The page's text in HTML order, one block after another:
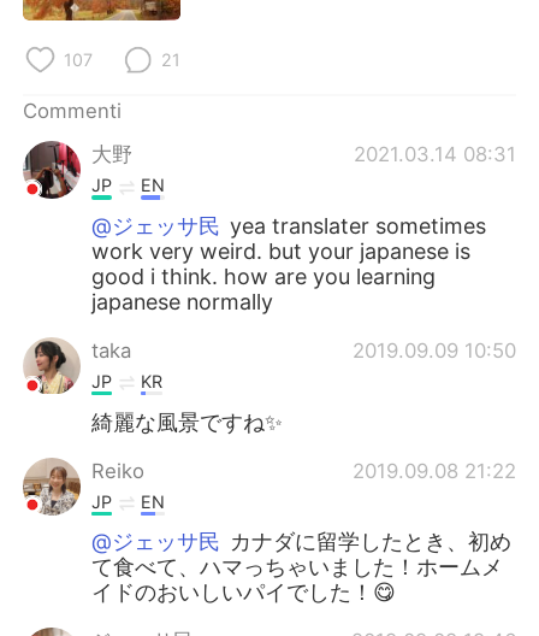
107 21
Commenti
大野
2021.03.14 08:31
JP EN
@ジェッサ民 yea translater sometimes
work very weird. but your japanese is
good i think. how are you learning
japanese normally
taka 2019.09.09 10:50
JP KR
綺麗な風景ですね✨
Reiko 2019.09.08 21:22
JP EN
@ジェッサ民 カナダに留学したとき、初め
て食べて、ハマっちゃいました！ホームメ
イドのおいしいパイでした！😋